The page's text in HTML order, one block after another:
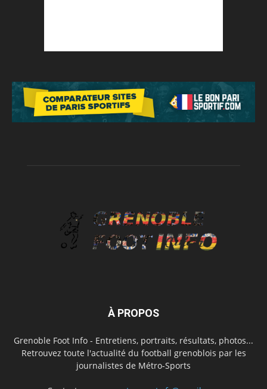
À PROPOS
Grenoble Foot Info - Entretiens, portraits, résultats, photos...
Retrouvez toute l'actualité du football grenoblois par les
journalistes de Métro-Sports